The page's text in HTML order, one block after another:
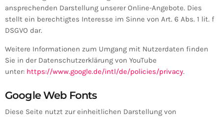
ansprechenden Darstellung unserer Online-Angebote. Dies
stellt ein berechtigtes Interesse im Sinne von Art. 6 Abs. 1 lit. f
DSGVO dar.
Weitere Informationen zum Umgang mit Nutzerdaten finden
Sie in der Datenschutzerklärung von YouTube
unter: https://www.google.de/intl/de/policies/privacy.
Google Web Fonts
Diese Seite nutzt zur einheitlichen Darstellung von